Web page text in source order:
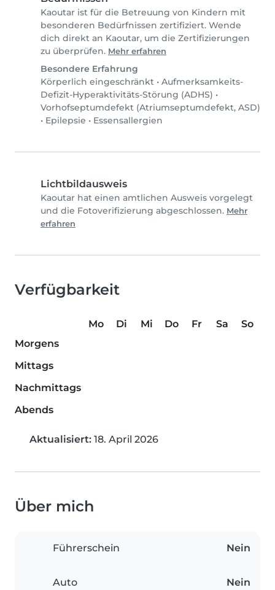
Kaoutar ist für die Betreuung von Kindern mit
besonderen Bedürfnissen zertifiziert. Wende
dich direkt an Kaoutar, um die Zertifizierungen
zu überprüfen. Mehr erfahren
Besondere Erfahrung
Körperlich eingeschränkt • Aufmerksamkeits-
Defizit-Hyperaktivitäts-Störung (ADHS) •
Vorhofseptumdefekt (Atriumseptumdefekt, ASD)
• Epilepsie • Essensallergien
Lichtbildausweis
Kaoutar hat einen amtlichen Ausweis vorgelegt
und die Fotoverifizierung abgeschlossen. Mehr
erfahren
Verfügbarkeit
Mo Di Mi Do Fr Sa
So
Morgens
Mittags
Nachmittags
Abends
Aktualisiert: 18. April 2026
Über mich
Führerschein Nein
Auto Nein